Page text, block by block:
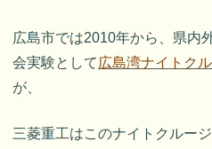
広島市では2010年から、県内
会実験として 広島湾ナイトク
が、
三菱重工はこのナイトクルー